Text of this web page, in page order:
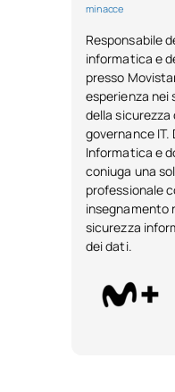
minacce
Responsabile
informatica e
presso
esperienza nei
della sicurezza
governance
Informatica e
coniuga una
professionale
insegnamento
sicurezza
dei dati.